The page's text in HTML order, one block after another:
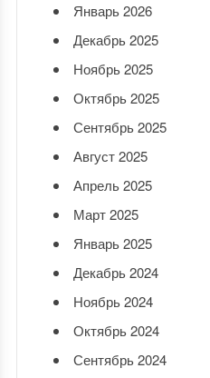
Январь 2026
Декабрь 2025
Ноябрь 2025
Октябрь 2025
Сентябрь 2025
Август 2025
Апрель 2025
Март 2025
Январь 2025
Декабрь 2024
Ноябрь 2024
Октябрь 2024
Сентябрь 2024